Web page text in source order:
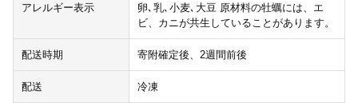
アレルギー表示
卵､乳､小麦､大豆 原材料の牡蠣には、エ
ビ、カニが共生していることがあります。
配送時期 寄附確定後、2週間前後
配送 冷凍